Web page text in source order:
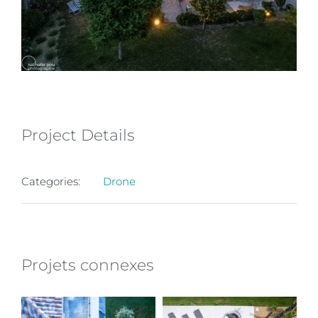
Project Details
Categories: Drone
Projets connexes